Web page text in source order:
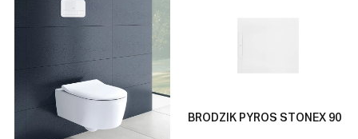
BRODZIK PYROS STONEX 90